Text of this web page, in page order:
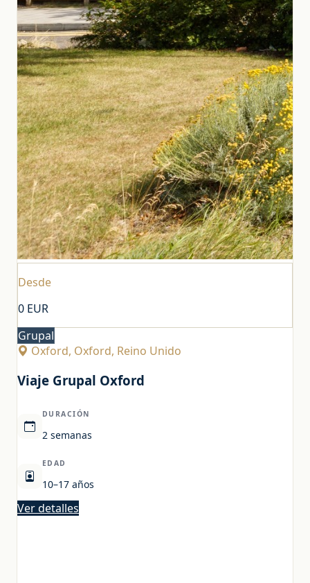
Desde
0 EUR
Grupal
Oxford, Oxford, Reino Unido
Viaje Grupal Oxford
DURACIÓN
2 semanas
EDAD
10–17 años
Ver detalles